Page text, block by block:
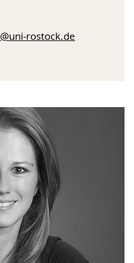
@uni-rostock.de